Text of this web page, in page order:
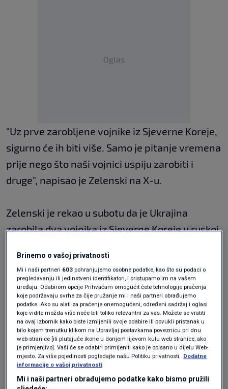
Oglas
"Uz prve zarobljene vojnike iz Sjeverne Koreje,
sigurno će ih biti više. Samo je pitanje vremena
prije nego što naši vojnici uspiju zarobiti i
druge", napisao je Zelenski na X-u.
Zelenski je rekao u subotu da je Ukrajina
zarobila dva vojnika iz Sjeverne Koreje u ruskoj
Prema ukrajinskim i zapadnim procjenama,
oko 11.000 vojnika iz Sjeverne Koreje nalazi se
u regiji Kursk kao ispomoć ruskim snagama.
Rusija nije ni potvrdila ni zanijekala njihovu
prisutnost.
Zelenski kaže da su ruske i sjevernokorejske
snage pretrpjele velike gubitke.
Brinemo o vašoj privatnosti
Mi i naši partneri 603 pohranjujemo osobne podatke, kao što su podaci o
pregledavanju ili jedinstveni identifikatori, i pristupamo im na vašem
uređaju. Odabirom opcije Prihvaćam omogućit ćete tehnologije praćenja
koje podržavaju svrhe za čije pružanje mi i naši partneri obrađujemo
podatke. Ako su alati za praćenje onemogućeni, određeni sadržaj i oglasi
koje vidite možda više neće biti toliko relevantni za vas. Možete se vratiti
na ovaj izbornik kako biste izmijenili svoje odabire ili povukli pristanak u
bilo kojem trenutku klikom na Upravljaj postavkama poveznicu pri dnu
web-stranice [ili plutajuće ikone u donjem lijevom kutu web stranice, ako
je primjenjivo]. Vaši će se odabiri primijeniti kako je opisano u dijelu Web-
mjesto. Za više pojedinosti pogledajte našu Politiku privatnosti. Dodatne
informacije o vašoj privatnosti
Mi i naši partneri obrađujemo podatke kako bismo pružili